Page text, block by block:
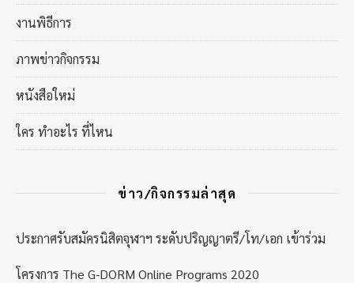
งานพิธีการ
ภาพข่าวกิจกรรม
หนังสือใหม่
ใคร ทำอะไร ที่ไหน
ข่าว/กิจกรรมล่าสุด
ประกาศรับสมัครนิสิตจุฬาฯ ระดับปริญญาตรี/โท/เอก เข้าร่วม
โครงการ The G-DORM Online Programs 2020